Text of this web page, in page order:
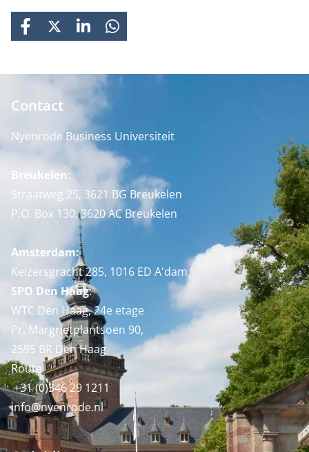
FACEBOOK
X LINKEDINWHATSAPP
Contact
Nyenrode Business Universiteit
Breukelen:
Straatweg 25, 3621 BG Breukelen
P.O. Box 130, 3620 AC Breukelen
Amsterdam:
Keizersgracht 285, 1016 ED A'dam
SPO Den Haag:
WTC Den Haag, 24e etage
Pr. Margrietplantsoen 90,
2595 BR Den Haag
Route
+31 (0)346 29 1211
info@nyenrode.nl